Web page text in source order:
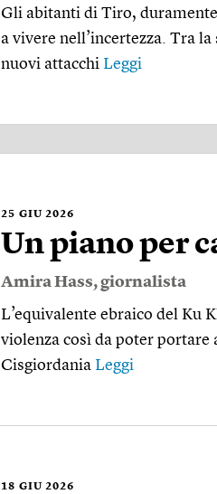
Gli abitanti di Tiro,
a vivere nell’incertezza. Tra
nuovi attacchi Leggi
25 GIU 2026
Un piano per
Amira Hass, giornalista
L’equivalente ebraico del Ku
violenza così da poter portare
Cisgiordania Leggi
18 GIU 2026